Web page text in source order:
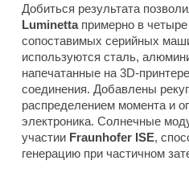
Добиться результата
Luminettaпримерно в четыре
сопоставимых серийных
используются сталь,
напечатанные на 3D-
соединения. Добавлены
распределением момента и
электроника. Солнечные
участии Fraunhofer ISE,
генерацию при частичном